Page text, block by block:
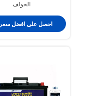
الجولف
احصل على افضل سعر